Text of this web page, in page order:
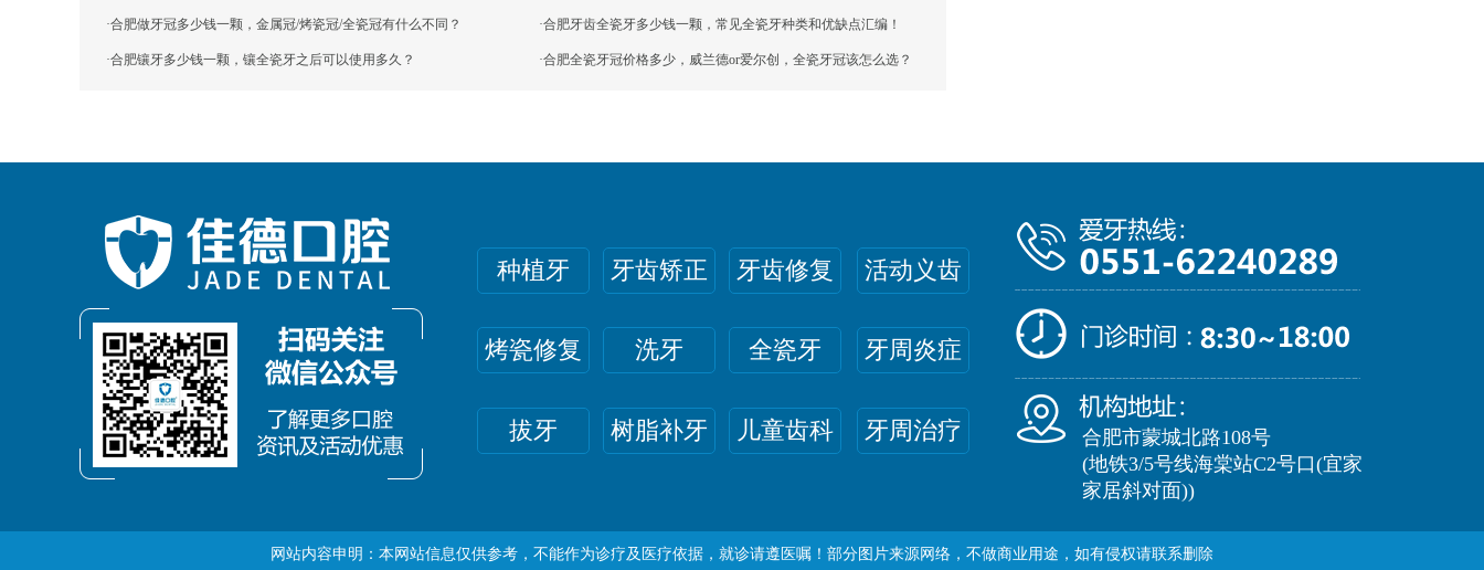
·合肥做牙冠多少钱一颗，金属冠/烤瓷冠/全瓷冠有什么不同？ ·合肥牙齿全瓷牙多少钱一颗，常见全瓷牙种类和优缺点汇编！
·合肥镶牙多少钱一颗，镶全瓷牙之后可以使用多久？ ·合肥全瓷牙冠价格多少，威兰德or爱尔创，全瓷牙冠该怎么选？
种植牙 牙齿矫正 牙齿修复 活动义齿
烤瓷修复 洗牙 全瓷牙 牙周炎症
拔牙 树脂补牙 儿童齿科 牙周治疗
合肥市蒙城北路108号
(地铁3/5号线海棠站C2号口(宜家
家居斜对面))
网站内容申明：本网站信息仅供参考，不能作为诊疗及医疗依据，就诊请遵医嘱！部分图片来源网络，不做商业用途，如有侵权请联系删除